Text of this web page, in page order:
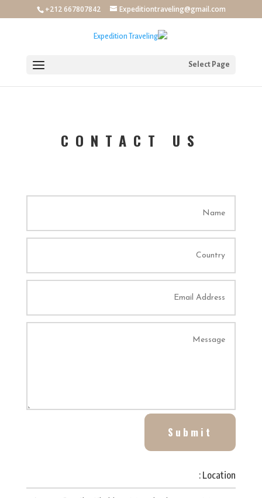
+212 667807842 Expeditiontraveling@gmail.com
Select Page
CONTACT US
Submit
Location :